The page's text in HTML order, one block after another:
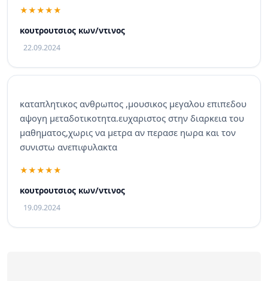
κουτρουτσιος κων/ντινος
22.09.2024
καταπλητικος ανθρωπος ,μουσικος μεγαλου επιπεδου
αψογη μεταδοτικοτητα.ευχαριστος στην διαρκεια του
μαθηματος,χωρις να μετρα αν περασε ηωρα και τον
συνιστω ανεπιφυλακτα
κουτρουτσιος κων/ντινος
19.09.2024